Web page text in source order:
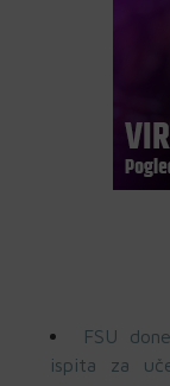
FSU
ispita za